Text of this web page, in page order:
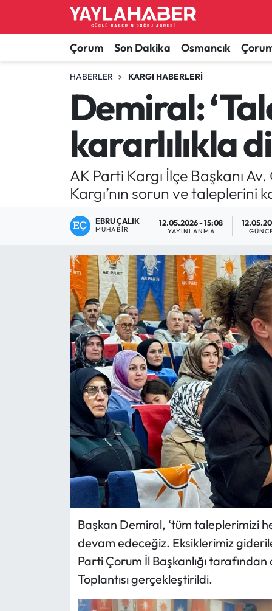
Çorum Son Dakika Osmancık
HABERLER KARGI HABERLERI
Demiral:
kararlılıkla
AK Parti Kargı İlçe Başkanı
Kargı’nın sorun ve taleplerini
EBRU ÇALIK
MUHABIR
12.05.2026 - 15:08
YAYINLANMA
Başkan Demiral, ‘tüm taleplerimizi
devam edeceğiz. Eksiklerimiz
Parti Çorum İl Başkanlığı
Toplantısı gerçekleştirildi.
Alaca Haberleri
Bayat Haberleri
Bilgi - Keşfet Haberleri
Bilim ve Teknoloji
Boğazkale Haberleri
Çorum Haberleri
Çorum Son Dakika Haberleri
Dodurga Haberleri
Ekonomi
İskilip Haberleri
Kargı Haberleri
Kimdir?
Kültür Sanat
Laçin Haberleri
Mecitözü Haberleri
Oğuzlar Haberleri
Çorum Nöbetçi Eczaneler
Çorum Hava Durumu
Çorum Namaz Vakitleri
Çorum Trafik Yoğunluk Haritası
TFF 1.Lig Puan Durumu ve Fikstür
Tüm Manşetler
Son Dakika Haberleri
Haber Arşivi